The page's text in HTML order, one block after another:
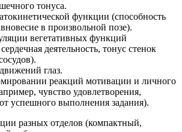
тонуса.
функции (способность
в произвольной позе).
вегетативных функций
деятельность, тонус стенок
глаз.
реакций мотивации и личного
чувство удовлетворения,
успешного выполнения задания).
разных отделов (компактный,